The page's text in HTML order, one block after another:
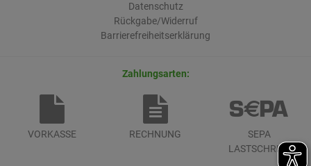
Datenschutz
Rückgabe/Widerruf
Barrierefreiheitserklärung
Zahlungsarten:
VORKASSE RECHNUNG
SEPA
LASTSCHRIFT